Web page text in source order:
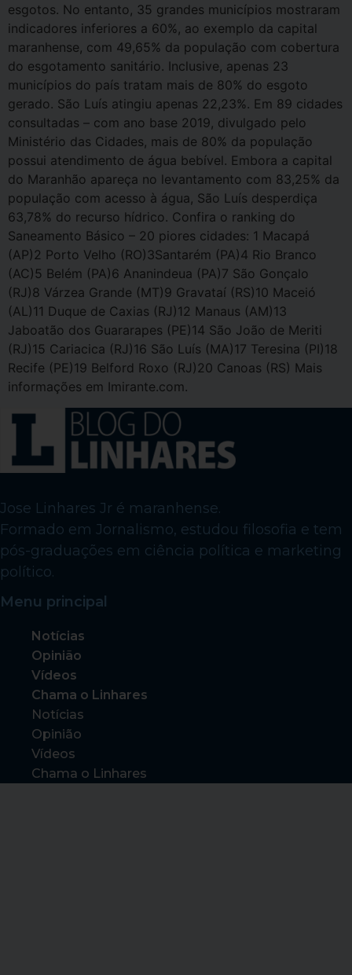
esgotos. No entanto, 35 grandes municípios mostraram
indicadores inferiores a 60%, ao exemplo da capital
maranhense, com 49,65% da população com cobertura
do esgotamento sanitário. Inclusive, apenas 23
municípios do país tratam mais de 80% do esgoto
gerado. São Luís atingiu apenas 22,23%. Em 89 cidades
consultadas – com ano base 2019, divulgado pelo
Ministério das Cidades, mais de 80% da população
possui atendimento de água bebível. Embora a capital
do Maranhão apareça no levantamento com 83,25% da
população com acesso à água, São Luís desperdiça
63,78% do recurso hídrico. Confira o ranking do
Saneamento Básico – 20 piores cidades: 1 Macapá
(AP)2 Porto Velho (RO)3Santarém (PA)4 Rio Branco
(AC)5 Belém (PA)6 Ananindeua (PA)7 São Gonçalo
(RJ)8 Várzea Grande (MT)9 Gravataí (RS)10 Maceió
(AL)11 Duque de Caxias (RJ)12 Manaus (AM)13
Jaboatão dos Guararapes (PE)14 São João de Meriti
(RJ)15 Cariacica (RJ)16 São Luís (MA)17 Teresina (PI)18
Recife (PE)19 Belford Roxo (RJ)20 Canoas (RS) Mais
informações em Imirante.com.
Jose Linhares Jr é maranhense.
Formado em Jornalismo, estudou filosofia e tem
pós-graduações em ciência política e marketing
político.
Menu principal
Notícias
Opinião
Vídeos
Chama o Linhares
Notícias
Opinião
Vídeos
Chama o Linhares